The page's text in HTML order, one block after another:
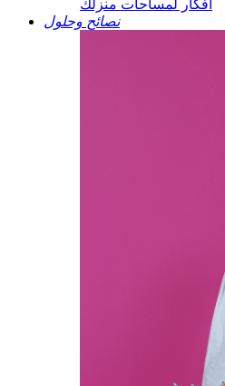
أفكار لمساحات منزلك
نصائح وحلول